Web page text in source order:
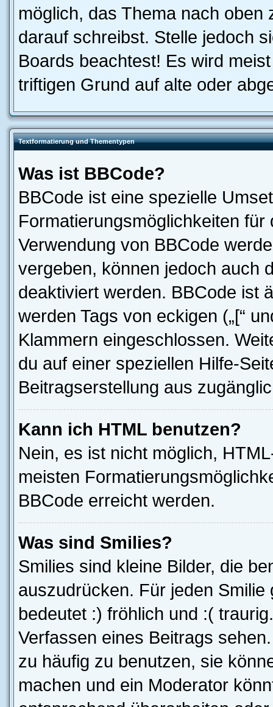
möglich, das Thema nach oben
darauf schreibst. Stelle jedoch
Boards beachtest! Es wird
triftigen Grund auf alte oder
Textformatierung und Thementypen
Was ist BBCode?
BBCode ist eine spezielle
Formatierungsmöglichkeiten
Verwendung von BBCode
vergeben, können jedoch auch
deaktiviert werden. BBCode ist
werden Tags von eckigen („[“
Klammern eingeschlossen.
du auf einer speziellen Hilfe-
Beitragserstellung aus
Kann ich HTML benutzen?
Nein, es ist nicht möglich,
meisten
BBCode erreicht werden.
Was sind Smilies?
Smilies sind kleine Bilder, die
auszudrücken. Für jeden
bedeutet :) fröhlich und :(
Verfassen eines Beitrags
zu häufig zu benutzen, sie
machen und ein Moderator